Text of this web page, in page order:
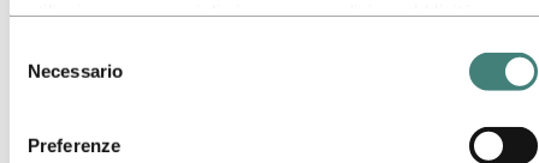
durante il tuo utilizzo del nostro sito con altre informazioni
che hai fornito loro o che hanno raccolto tramite l’utilizzo dei
loro servizi. Il terzo responsabile di un cookie di terze parti è
il Titolare del trattamento dei dati personali raccolti da tale
delNecessario
Preferenze
Vai a:Informazioni su Hydro
Il nostro obiettivo e i nostri valori chiave
La nostra strategia